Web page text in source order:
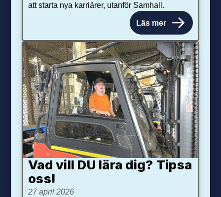
att starta nya karriärer, utanför Samhall.
Läs mer
Vad vill DU lära dig? Tipsa
oss!
27 april 2026